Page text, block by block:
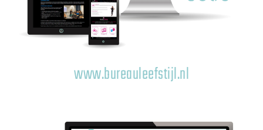
www.bureauleefstijl.nl